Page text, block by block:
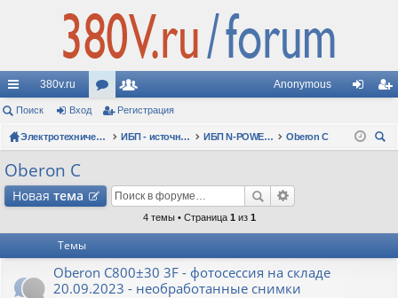
с
ы
лк
380v.ru
ор
ум
ол
ьз
ат
Anonymous
д ис
Поиск Вход Регистрация
Электротехнические форумы ИБП - источники бесперебойного питания ИБП N-POWER: новые модели (презентации, фотосессии, обзоры)
Oberon C
Oberon C
Новая тема
4 темы • Страница 1 из 1
Темы
Oberon C800±30 3F - фотосессия на складе
20.09.2023 - необработанные снимки